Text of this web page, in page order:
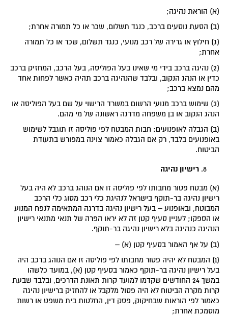
(א) הוראת נהיגה;
(ב) הסעת נוסעים ברכב, כנגד תשלום, שכר או כל תמורה אחרת;
(ג) חילוץ או גרירה של רכב מנועי, כנגד תשלום, שכר או כל תמורה
אחרת;
(2) נהיגה ברכב בידי מי שאינו בעל הפוליסה, בעל הרכב, המחזיק ברכב
כדין או הנהג הנקוב, ובלבד שהנהיגה ברכב תהיה כאשר לפחות אחד
מהם נמצא ברכב;
(3) שימוש ברכב מנועי הרשום במשרד הרישוי על שם בעל הפוליסה או
הנהג הנקוב או בן משפחה מדרגה ראשונה של מי מהם.
(ב) הגבלה לאופנועים: חבות המבטח לפי פוליסה זו תוגבל לשימוש
באופנועים בלבד, רק אם הגבלה כאמור צוינה במפורש בתעודת
הביטוח.
רישיון נהיגה
(א) מבטח פטור מחבותו לפי פוליסה זו אם הנוהג ברכב לא היה בעל
רישיון נהיגה בר-תוקף בישראל לנהיגת כלי רכב מסוג כלי הרכב
המבוטח, ובאופנוע – בעל רישיון נהיגה בדרגה המתאימה לנפח המנוע
או הספקו; לעניין סעיף קטן זה לא יראו הפרה של תנאי מתנאי רישיון
הנהיגה כנהיגה בלא רישיון נהיגה בר-תוקף.
(ב) על אף האמור בסעיף קטן (א) –
(1) המבטח לא יהיה פטור מחבותו לפי פוליסה זו אם הנוהג ברכב היה
בעל רישיון נהיגה בר-תוקף כאמור בסעיף קטן (א), במועד כלשהו
במשך 24 החודשים שקדמו למועד קרות תאונת הדרכים, ובלבד שבעת
קרות מקרה הביטוח לא היה פסול מלקבל או להחזיק ברישיון נהיגה
כאמור לפי הוראות שבחיקוק, פסק דין, החלטות בית משפט או רשות
מוסמכת אחרת;